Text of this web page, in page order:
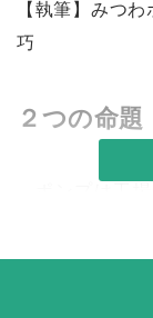
【執筆】み
巧
２つの命題
や社会基盤の